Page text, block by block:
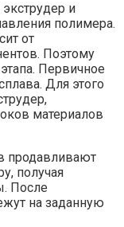
и
полимера.
от
Поэтому
Первичное
Для этого
материалов
продавливают
получая
После
на заданную